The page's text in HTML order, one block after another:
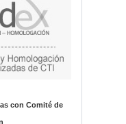
con Comité de